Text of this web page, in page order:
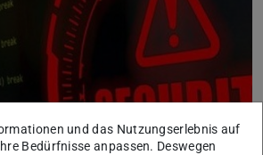
und das Nutzungserlebnis auf
Bedürfnisse anpassen. Deswegen